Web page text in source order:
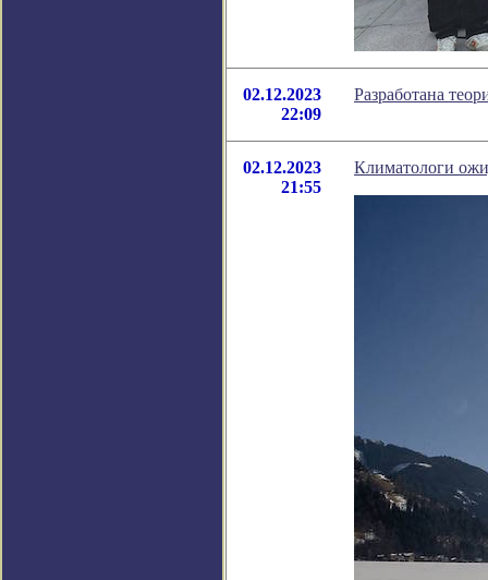
02.12.2023
22:09
Разработана
02.12.2023
21:55
Климатологи